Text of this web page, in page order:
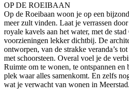
OP DE ROEIBAAN
Op de Roeibaan woon je op een
meer zult vinden. Laat je verrassen
royale kavels aan het water, met de
voorzieningen lekker dichtbij. De
ontworpen, van de strakke veranda’s
met schoorsteen. Overal voel je de
Ruimte om te wonen, te ontspannen en
plek waar alles samenkomt. En zelfs
wat je verwacht van wonen in Meerstad.